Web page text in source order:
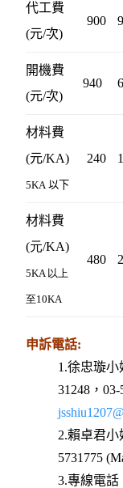
代工費
(元/次)
900
開機費
(元/次)
940
材料費
(元/KA)
5KA以下
240
材料費
(元/KA)
5KA 以上
至10KA
480
申訴電話:
1.徐忠璇小
31248，03-
2.賴卓君小
5731775
3.專線電話